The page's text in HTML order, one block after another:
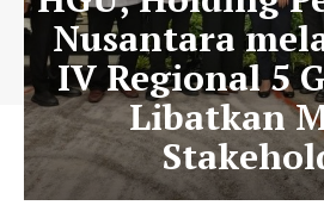
Nusantara
IV Regional 5
Libatkan